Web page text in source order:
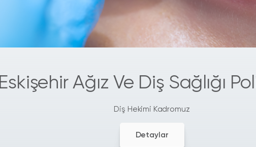
Eskişehir Ağız Ve Diş Sağlığı
Diş Hekimi Kadromuz
Detaylar